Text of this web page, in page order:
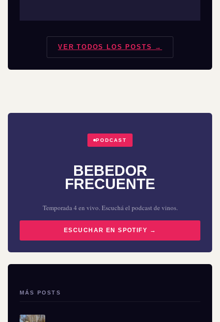
VER TODOS LOS POSTS →
PODCAST
BEBEDOR
FRECUENTE
Temporada 4 en vivo. Escuchá el podcast de vinos.
ESCUCHAR EN SPOTIFY →
MÁS POSTS